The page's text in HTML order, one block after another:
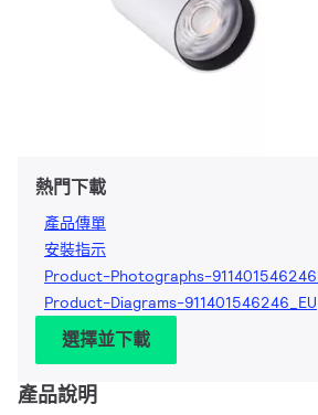
熱門下載
產品傳單
安裝指示
Product-Photographs-
Product-Diagrams-911401546246_EU
選擇並下載
產品說明